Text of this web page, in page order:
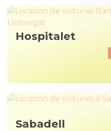
Hospitalet
Sabadell